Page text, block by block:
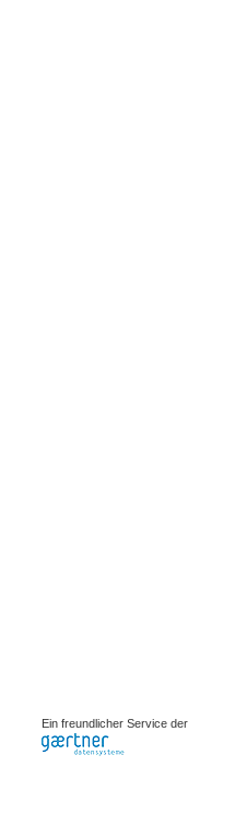
Ein freundlicher Service der